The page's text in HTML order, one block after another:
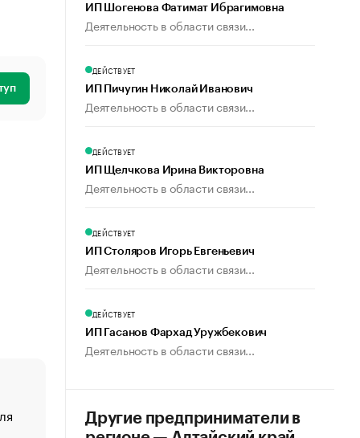
«От спорта тело стареет иначе». Как живет глава
создавшей GTA
ИП Шогенова Фатимат Ибрагимовна
Деятельность в области связи...
ДЕЙСТВУЕТ
ИП Пичугин Николай Иванович
Деятельность в области связи...
ДЕЙСТВУЕТ
ИП Щелчкова Ирина Викторовна
Деятельность в области связи...
ДЕЙСТВУЕТ
ИП Столяров Игорь Евгеньевич
Деятельность в области связи...
ДЕЙСТВУЕТ
ИП Гасанов Фархад Уружбекович
Деятельность в области связи...
Другие предприниматели в